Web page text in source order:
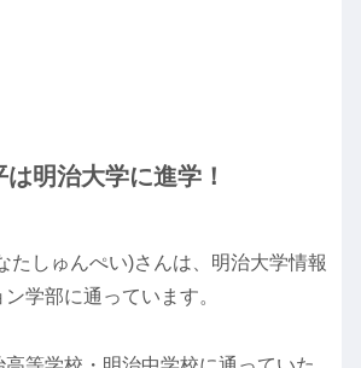
明治大学に進学！
たしゅんぺい)さんは、明治大学情報
学部に通っています。